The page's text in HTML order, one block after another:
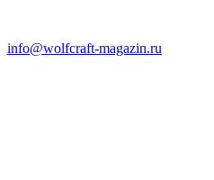
info@wolfcraft-magazin.ru